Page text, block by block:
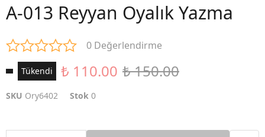
A-013 Reyyan Oyalık Yazma
0 Değerlendirme
Tükendi ₺ 110.00 ₺ 150.00
SKU Ory6402 Stok 0